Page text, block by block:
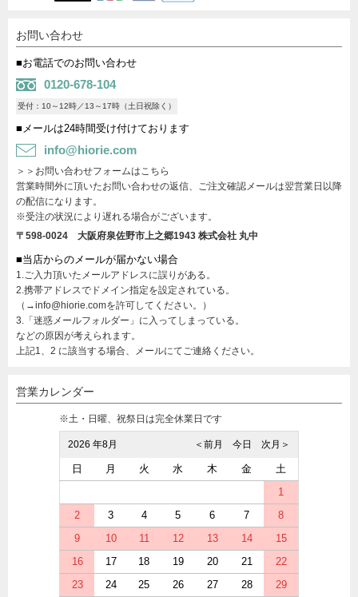
お問い合わせ
■お電話でのお問い合わせ
0120-678-104
受付：10～12時／13～17時（土日祝除く）
■メールは24時間受け付けております
info@hiorie.com
＞＞お問い合わせフォームはこちら
営業時間外に頂いたお問い合わせの返信、ご注文確認メールは翌営業日以降
の配信になります。
※受注の状況により遅れる場合がございます。
〒598-0024 大阪府泉佐野市上之郷1943 株式会社 丸中
■当店からのメールが届かない場合
1.ご入力頂いたメールアドレスに誤りがある。
2.携帯アドレスでドメイン指定を設定されている。
（→info@hiorie.comを許可してください。）
3.「迷惑メールフォルダー」に入ってしまっている。
などの原因が考えられます。
上記1、2 に該当する場合、メールにてご連絡ください。
営業カレンダー
※土・日曜、祝祭日は完全休業日です
2026 年8月 次月＞
今日
＜前月
日 月 火 水 木 金
土
1
2
3 4 5 6 7
8
9
10 11 12 13 14
15
16
17 18 19 20 21
22
23
24 25 26 27 28 29